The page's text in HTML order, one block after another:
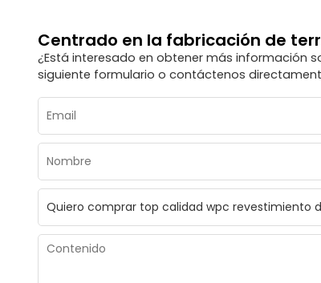
Centrado en la fabricación de
¿Está interesado en obtener más información
siguiente formulario o contáctenos